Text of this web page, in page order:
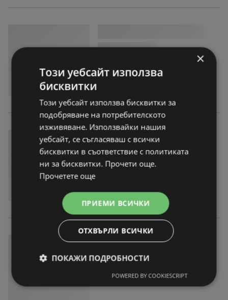
×
Този уебсайт използва
бисквитки
Този уебсайт използва бисквитки за
подобряване на потребителското
изживяване. Използвайки нашия
уебсайт, се съгласяваш с всички
бисквитки в съответствие с политиката
ни за бисквитки. Прочети още.
Прочетете още
ПРИЕМИ ВСИЧКИ
ОТХВЪРЛИ ВСИЧКИ
ПОКАЖИ ПОДРОБНОСТИ
POWERED BY COOKIESCRIPT